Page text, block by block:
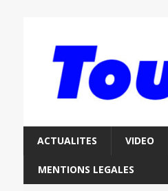
ACTUALITES VIDEO
MENTIONS LEGALES